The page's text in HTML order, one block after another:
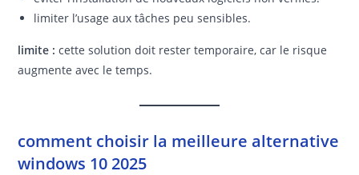
limiter l’usage aux tâches peu sensibles.
limite : cette solution doit rester temporaire, car le risque
augmente avec le temps.
comment choisir la meilleure alternative
windows 10 2025